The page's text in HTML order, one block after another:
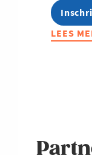
LEES
ABOUT